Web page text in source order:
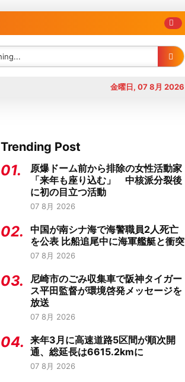
金曜日, 07 8月 2026
Trending Post
01.
原爆ドーム前から排除の女性活動家
「来年も座り込む」 中核派分裂後
に初の目立つ活動
07 8月 2026
02.
中国が南シナ海で海警職員2人死亡
を公表 比船追尾中に海軍艦艇と衝突
07 8月 2026
03.
尼崎市のごみ収集車で阪神タイガー
ス平田監督が環境啓発メッセージを
放送
07 8月 2026
04. 来年3月に高速道路5区間が順次開
通、総延長は6615.2kmに
07 8月 2026